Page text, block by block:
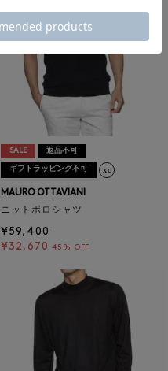
SALE 返品不可
ギフトラッピング不可
MAURO OTTAVIANI
ニットポロシャツ
¥59,400
¥32,670 45% OFF